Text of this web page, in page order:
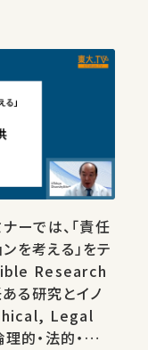
ーでは、「責任
を考える」をテ
Research
る研究とイノ
Legal
・法的・社会